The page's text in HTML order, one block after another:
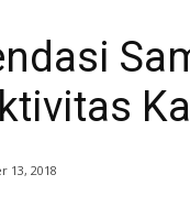
13, 2018